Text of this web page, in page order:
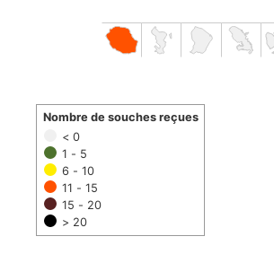
< 0
1 - 5
6 - 10
11 - 15
15 - 20
> 20
Nombre de souches reçues